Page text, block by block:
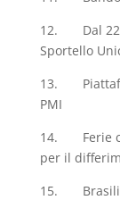
12. Dal 22
Sportello
13.
PMI
14. Ferie
per il
15.